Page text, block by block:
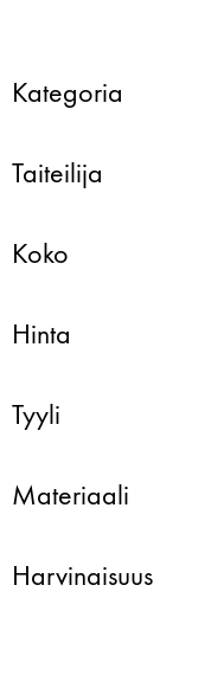
Kategoria
Taiteilija
Koko
Hinta
Tyyli
Materiaali
Harvinaisuus